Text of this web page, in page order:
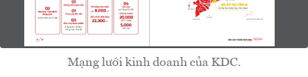
Mạng lưới kinh doanh của KDC.